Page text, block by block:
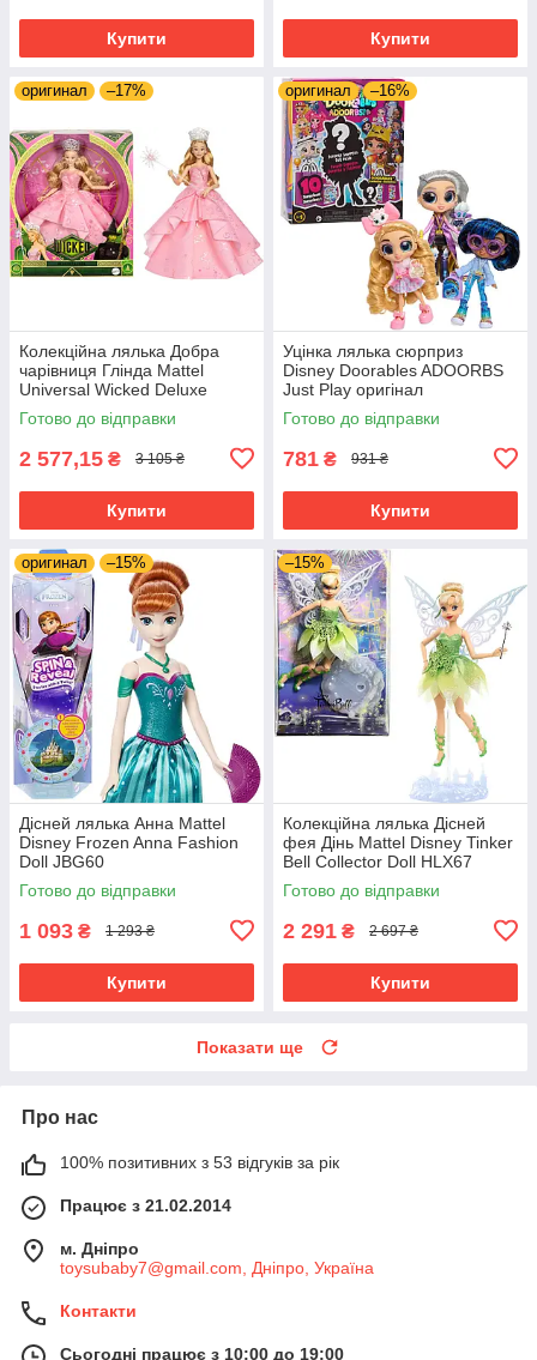
Купити Купити
оригинал –17%
Колекційна лялька Добра
чарівниця Глінда Mattel
Universal Wicked Deluxe
Glinda Fashion Doll JLG46
Готово до відправки
2 577,15 ₴ 3 105 ₴
Купити
оригинал –16%
Уцінка лялька сюрприз
Disney Doorables ADOORBS
Just Play оригінал
Готово до відправки
781 ₴ 931 ₴
Купити
оригинал –15%
Дісней лялька Анна Mattel
Disney Frozen Anna Fashion
Doll JBG60
Готово до відправки
1 093 ₴ 1 293 ₴
Купити
–15%
Колекційна лялька Дісней
фея Дінь Mattel Disney Tinker
Bell Collector Doll HLX67
Готово до відправки
2 291 ₴ 2 697 ₴
Купити
Показати ще
Про нас
100% позитивних з 53 відгуків за рік
Працює з 21.02.2014
м. Дніпро
toysubaby7@gmail.com, Дніпро, Україна
Контакти
Сьогодні працює з 10:00 до 19:00